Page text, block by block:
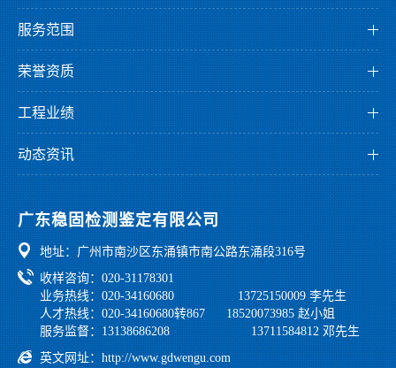
公司介绍
董事长介绍
企业文化
发展历程
组织架构
科研创新
园区环境
公正性和独立性声明
服务范围
检测服务
监测服务
鉴定服务
荣誉资质
资质证书
荣誉证书
专利证书
工程业绩
检测业绩
监测业绩
鉴定业绩
动态资讯
公司资讯
党工团建
行业法规
学习之家
广东稳固检测鉴定有限公司
地址：广州市南沙区东涌镇市南公路东涌段316号
收样咨询：020-31178301
业务热线：020-34160680 13725150009 李先生
人才热线：020-34160680转867 18520073985 赵小姐
服务监督：13138686208 13711584812 邓先生
英文网址：http://www.gdwengu.com